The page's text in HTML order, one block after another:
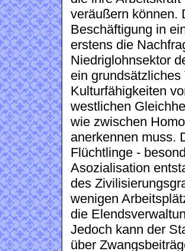
veräußern können.
Beschäftigung in
erstens die
Niedriglohnsektor
ein
Kulturfähigkeiten
westlichen
wie zwischen
anerkennen muss.
Flüchtlinge -
Asozialisation
des
wenigen
die
Jedoch kann der
über